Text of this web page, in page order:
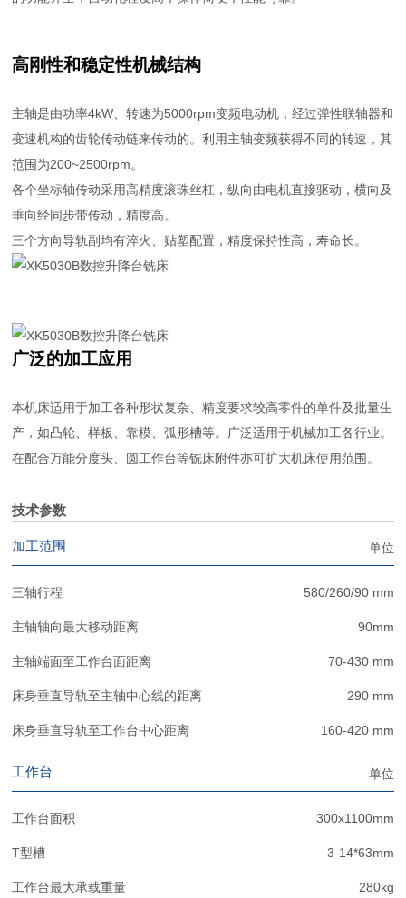
高刚性和稳定性机械结构
主轴是由功率4kW、转速为5000rpm变频电动机，经过弹性联轴器和
变速机构的齿轮传动链来传动的。利用主轴变频获得不同的转速，其
范围为200~2500rpm。
各个坐标轴传动采用高精度滚珠丝杠，纵向由电机直接驱动，横向及
垂向经同步带传动，精度高。
三个方向导轨副均有淬火、贴塑配置，精度保持性高，寿命长。
广泛的加工应用
本机床适用于加工各种形状复杂、精度要求较高零件的单件及批量生
产，如凸轮、样板、靠模、弧形槽等。广泛适用于机械加工各行业。
在配合万能分度头、圆工作台等铣床附件亦可扩大机床使用范围。
技术参数
加工范围 单位
三轴行程 580/260/90 mm
主轴轴向最大移动距离 90mm
主轴端面至工作台面距离 70-430 mm
床身垂直导轨至主轴中心线的距离 290 mm
床身垂直导轨至工作台中心距离 160-420 mm
工作台 单位
工作台面积 300x1100mm
T型槽 3-14*63mm
工作台最大承载重量 280kg